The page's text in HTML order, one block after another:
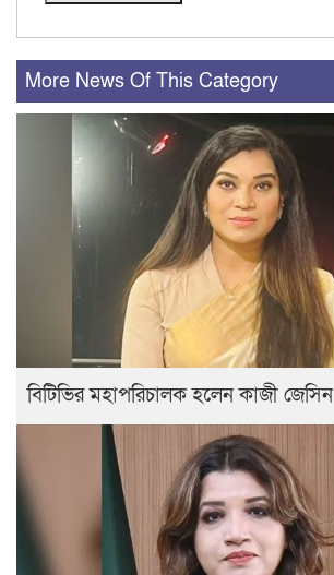
More News Of This Category
বিটিভির মহাপরিচালক হলেন কাজী জেসিন